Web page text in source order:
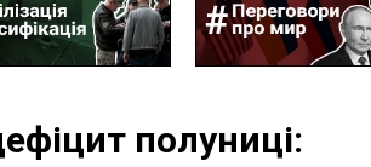
полуниці: